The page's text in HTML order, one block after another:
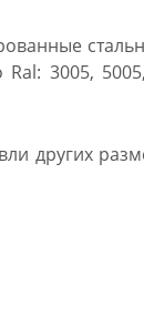
3005,
других